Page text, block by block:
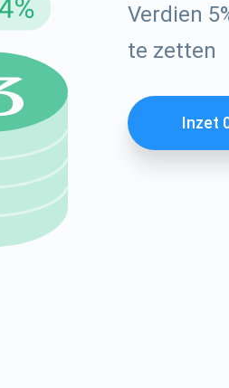
Verdien
te zetten
Inzet
op updates
de nieuwste projectupdates